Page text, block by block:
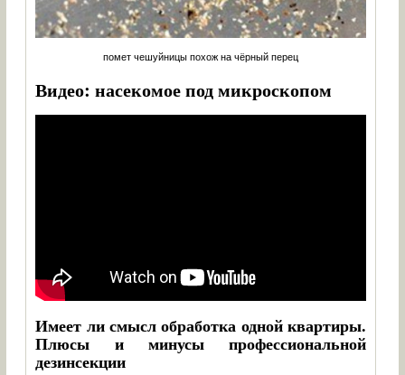
помет чешуйницы похож на чёрный перец
Видео: насекомое под микроскопом
Имеет ли смысл обработка одной квартиры.
Плюсы и минусы профессиональной
дезинсекции